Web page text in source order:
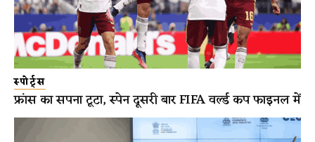
स्पोर्ट्स
फ्रांस का सपना टूटा, स्पेन दूसरी बार FIFA वर्ल्ड कप फाइनल में